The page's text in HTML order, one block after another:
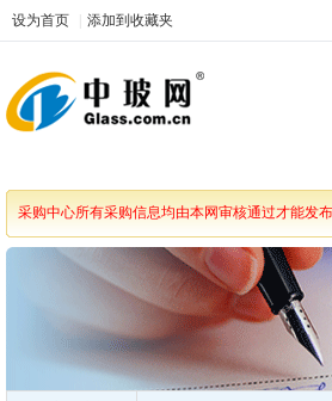
设为首页 添加到收藏夹
采购中心所有采购信息均由本网审核通过才能发